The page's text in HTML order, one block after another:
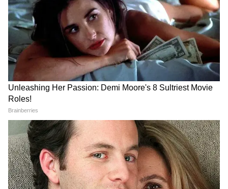
है, लेकिन इसके साथ पर्यावरणीय मानकों का पालन भी
जरूरी है। इसी उद्देश्य से उद्योगों में कंटीन्यूअस एमिशन
मॉनिटरिंग सिस्टम (CEMS) लागू किया गया है। यह
प्रणाली उद्योगों से निकलने वाले उत्सर्जन की निरंतर
निगरानी करती है और निर्धारित मानकों से अधिक प्रदूषण
होने पर तत्काल सूचना उपलब्ध कराती है। इससे प्रदूषण
नियंत्रण व्यवस्था अधिक जवाबदेह और पारदर्शी बनी है।
GPS ट्रैकिंग से खतरनाक अपशिष्टों की निगरानी
पर्यावरण संरक्षण में औद्योगिक अपशिष्टों का वैज्ञानिक
प्रबंधन बेहद महत्वपूर्ण है। छत्तीसगढ़ सरकार ने खतरनाक
अपशिष्टों के परिवहन और निस्तारण की निगरानी के लिए
को मिल रही धमकियां?